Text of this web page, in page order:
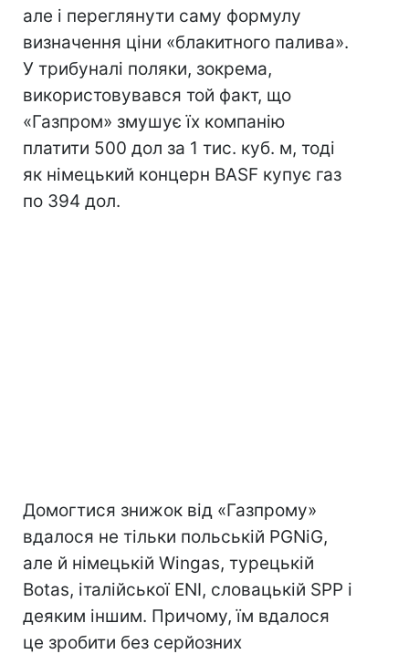
але і переглянути саму формулу
визначення ціни «блакитного палива».
У трибуналі поляки, зокрема,
використовувався той факт, що
«Газпром» змушує їх компанію
платити 500 дол за 1 тис. куб. м, тоді
як німецький концерн BASF купує газ
по 394 дол.
Домогтися знижок від «Газпрому»
вдалося не тільки польській PGNiG,
але й німецькій Wingas, турецькій
Botas, італійської ENI, словацькій SPP і
деяким іншим. Причому, їм вдалося
це зробити без серйозних